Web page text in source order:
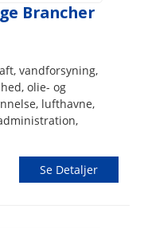
Brancher
vandforsyning,
olie- og
lufthavne,
Se Detaljer